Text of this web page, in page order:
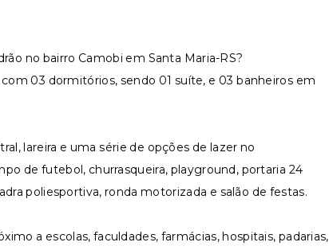
no bairro Camobi em Santa Maria-RS?
03 dormitórios, sendo 01 suíte, e 03 banheiros em
lareira e uma série de opções de lazer no
de futebol, churrasqueira, playground, portaria 24
poliesportiva, ronda motorizada e salão de festas.
a escolas, faculdades, farmácias, hospitais, padarias,